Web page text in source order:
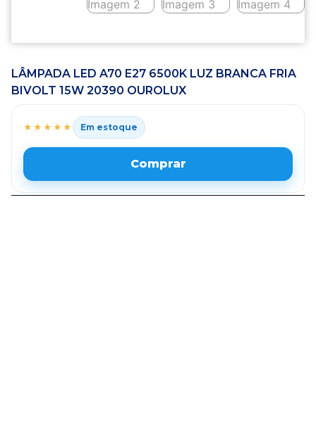
LÂMPADA LED A70 E27 6500K LUZ BRANCA FRIA
BIVOLT 15W 20390 OUROLUX
★★★★★ Em estoque
Comprar